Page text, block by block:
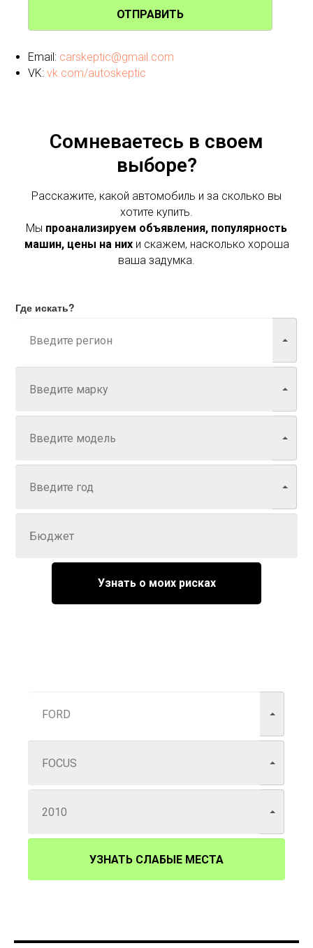
ОТПРАВИТЬ
Email: carskeptic@gmail.com
VK: vk.com/autoskeptic
Сомневаетесь в своем
выборе?
Расскажите, какой автомобиль и за сколько вы
хотите купить.
Мы проанализируем объявления, популярность
машин, цены на нихи скажем, насколько хороша
ваша задумка.
Где искать?
Узнать о моих рисках
УЗНАТЬ СЛАБЫЕ МЕСТА